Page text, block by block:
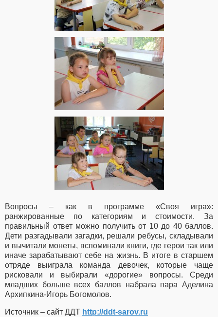
Вопросы – как в программе «Своя игра»:
ранжированные по категориям и стоимости. За
правильный ответ можно получить от 10 до 40 баллов.
Дети разгадывали загадки, решали ребусы, складывали
и вычитали монеты, вспоминали книги, где герои так или
иначе зарабатывают себе на жизнь. В итоге в старшем
отряде выиграла команда девочек, которые чаще
рисковали и выбирали «дорогие» вопросы. Среди
младших больше всех баллов набрала пара Аделина
Архипкина-Игорь Богомолов.
Источник – сайт ДДТ http://ddt-sarov.ru